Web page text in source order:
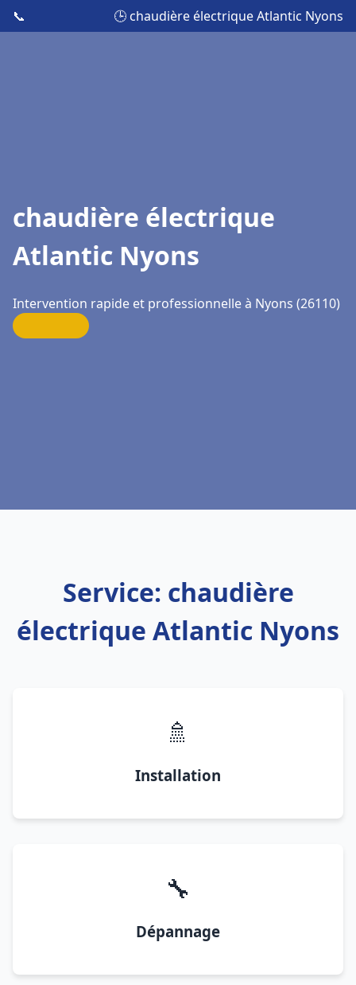
📞 🕒 chaudière électrique Atlantic Nyons
chaudière électrique
Atlantic Nyons
Intervention rapide et professionnelle à Nyons (26110)
Service: chaudière
électrique Atlantic Nyons
🚿
Installation
🔧
Dépannage